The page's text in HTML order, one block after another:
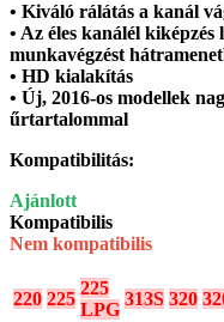
• Kiváló rálátás a kanál
• Az éles kanálél kiképzés
munkavégzést
• HD kialakítás
• Új, 2016-os modellek
űrtartalommal
Kompatibilitás:
Ajánlott
Kompatibilis
Nem kompatibilis
220 225
225
LPG
313S 320